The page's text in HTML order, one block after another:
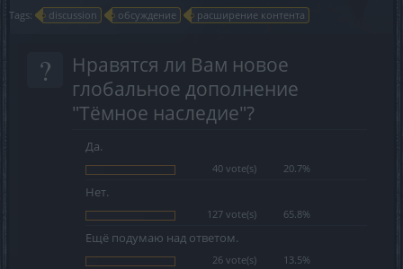
Tags: discussion обсуждение расширение контента
?
Нравятся ли Вам новое
глобальное дополнение
"Тёмное наследие"?
Да.
40 vote(s) 20.7%
Нет.
127 vote(s) 65.8%
Ещё подумаю над ответом.
26 vote(s) 13.5%